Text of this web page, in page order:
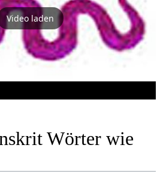
Video laden
Wörter wie